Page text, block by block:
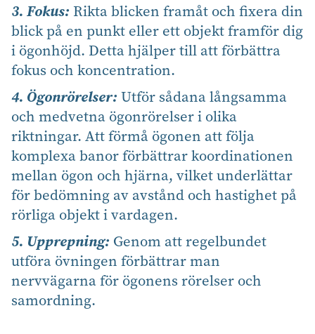
3. Fokus: Rikta blicken framåt och fixera din
blick på en punkt eller ett objekt framför dig
i ögonhöjd. Detta hjälper till att förbättra
fokus och koncentration.
4. Ögonrörelser: Utför sådana långsamma
och medvetna ögonrörelser i olika
riktningar. Att förmå ögonen att följa
komplexa banor förbättrar koordinationen
mellan ögon och hjärna, vilket underlättar
för bedömning av avstånd och hastighet på
rörliga objekt i vardagen.
5. Upprepning: Genom att regelbundet
utföra övningen förbättrar man
nervvägarna för ögonens rörelser och
samordning.